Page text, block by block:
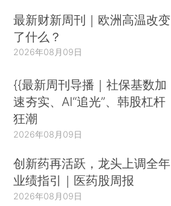
最新财新周刊｜欧洲高温改变
了什么？
2026年08月09日
{{最新周刊导播｜社保基数加
速夯实、AI“追光”、韩股杠杆
狂潮
2026年08月09日
创新药再活跃，龙头上调全年
业绩指引｜医药股周报
2026年08月09日